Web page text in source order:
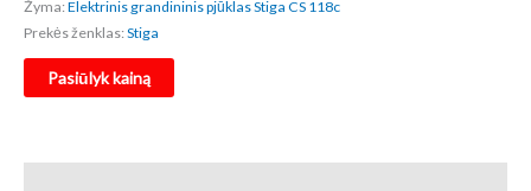
Žyma:Elektrinis grandininis pjūklas Stiga CS 118c
Prekės ženklas:Stiga
Pasiūlyk kainą